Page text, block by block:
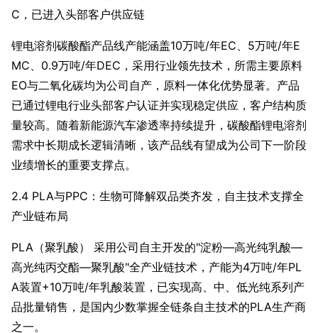
C，已进入头部客户供应链
锂电溶剂碳酸酯产品线产能涵盖10万吨/年EC、5万吨/年E
MC、0.9万吨/年DEC，采用行业领先技术，所需主要原料
EO与二氧化碳均为公司自产，原料一体化优势显著。产品
已通过锂电行业头部客户认证并实现稳定供应，客户结构质
量较高。随着新能源汽车渗透率持续提升，碳酸酯锂电溶剂
需求中长期成长逻辑清晰，该产品线有望成为公司下一阶段
业绩增长的重要支撑点。
2.4 PLA与PPC：生物可降解双品类齐发，自主技术支撑全
产业链布局
PLA（聚乳酸） 采用公司自主开发的"淀粉—高光纯乳酸—
高光纯丙交酯—聚乳酸"全产业链技术，产能为4万吨/年PL
A装置+10万吨/年乳酸装置，已实现高、中、低光纯系列产
品批量销售，是国内少数掌握全链条自主技术的PLA生产商
之一。